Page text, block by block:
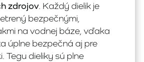
zdrojov. Každý dielik je
bezpečnými,
na vodnej báze, vďaka
úplne bezpečná aj pre
Tegu dieliky sú plne